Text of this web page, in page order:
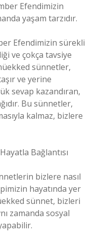
Efendimizin
yaşam tarzıdır.
Efendimizin sürekli
ve çokça tavsiye
sünnetler,
ve yerine
sevap kazandıran,
Bu sünnetler,
kalmaz, bizlere
Bağlantısı
bizlere nasıl
hayatında yer
sünnet, bizleri
zamanda sosyal